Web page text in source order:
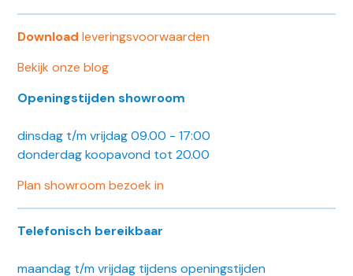
Downloadleveringsvoorwaarden
Bekijk onze blog
Openingstijden showroom
dinsdag t/m vrijdag 09.00 - 17:00
donderdag koopavond tot 20.00
Plan showroom bezoek in
Telefonisch bereikbaar
maandag t/m vrijdag tijdens openingstijden